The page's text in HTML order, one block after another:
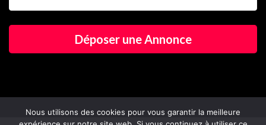
Déposer une Annonce
Nous utilisons des cookies pour vous garantir la meilleure